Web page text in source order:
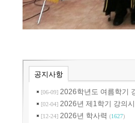
공지사항
[06-09] 2026학년도 여름학기
[02-04] 2026년 제1학기 강의
[12-24] 2026년 학사력 (1627)